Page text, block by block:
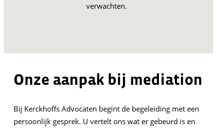
verwachten.
Onze aanpak bij mediation
Bij Kerckhoffs Advocaten begint de begeleiding met een
persoonlijk gesprek. U vertelt ons wat er gebeurd is en